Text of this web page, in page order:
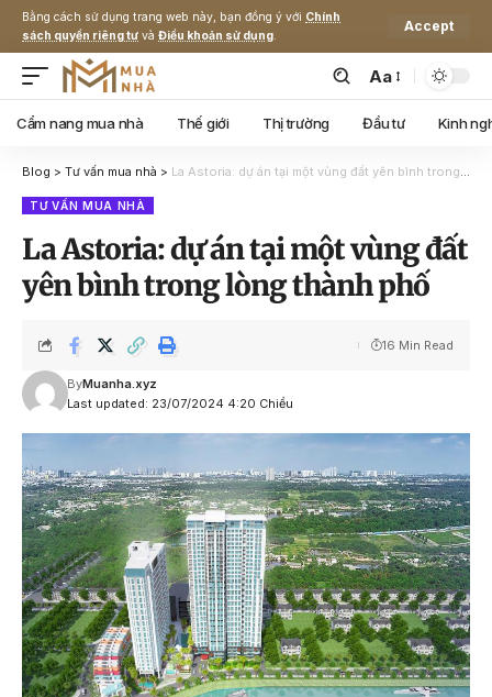
Bằng cách sử dụng trang web này, bạn đồng ý với Chính
sách quyền riêng tư và Điều khoản sử dụng.
Accept
Aa
Cẩm nang mua nhà Thế giới Thị trường Đầu tư Kinh
Blog > Tư vấn mua nhà > La Astoria: dự án tại một vùng đất yên bình trong lòng thành phố
TƯ VẤN MUA NHÀ
La Astoria: dự án tại một vùng đất
yên bình trong lòng thành phố
Last updated: 23/07/2024 4:20 Chiều
ByMuanha.xyz
16 Min Read